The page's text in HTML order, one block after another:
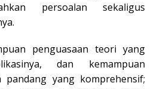
persoalan sekaligus
penguasaan teori yang
dan kemampuan
yang komprehensif;